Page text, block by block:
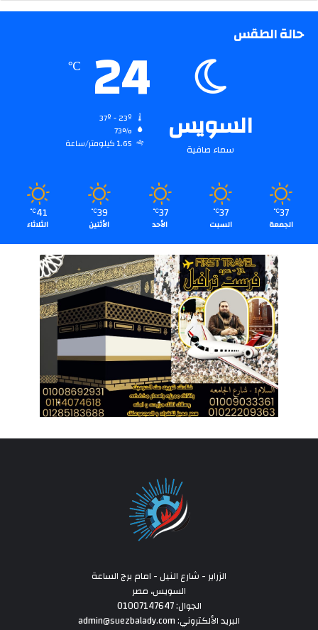
حالة الطقس
السويس
سماء صافية
24
℃
73%
1.65 كيلومتر/ساعة
37
℃
الجمعة
37
℃
السبت
37
℃
الأحد
39
℃
الأثنين
41
℃
الثلاثاء
الزراير - شارع النيل - امام برج الساعة
السويس، مصر
الجوال: 01007147647
البريد الألكتروني: admin@suezbalady.com